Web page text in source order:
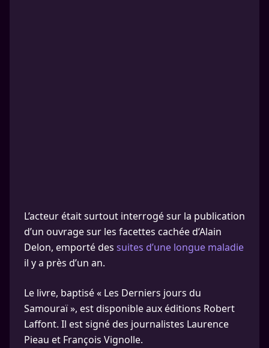
L’acteur était surtout interrogé sur la publication
d’un ouvrage sur les facettes cachée d’Alain
Delon, emporté des suites d’une longue maladie
il y a près d’un an.
Le livre, baptisé « Les Derniers jours du
Samouraï », est disponible aux éditions Robert
Laffont. Il est signé des journalistes Laurence
Pieau et François Vignolle.